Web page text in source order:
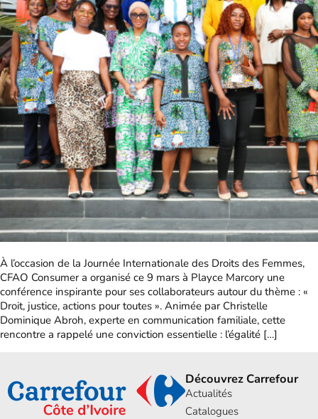
À l’occasion de la Journée Internationale des Droits des Femmes,
CFAO Consumer a organisé ce 9 mars à Playce Marcory une
conférence inspirante pour ses collaborateurs autour du thème : «
Droit, justice, actions pour toutes ». Animée par Christelle
Dominique Abroh, experte en communication familiale, cette
rencontre a rappelé une conviction essentielle : l’égalité […]
Découvrez Carrefour
Actualités
Catalogues